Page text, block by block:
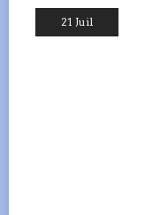
21 Juil